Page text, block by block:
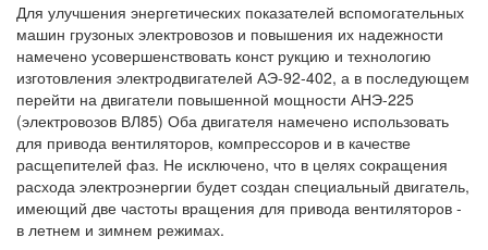
Для улучшения энергетических показателей вспомогательных
машин грузоных электровозов и повышения их надежности
намечено усовершенствовать конст рукцию и технологию
изготовления электродвигателей АЭ-92-402, а в последующем
перейти на двигатели повышенной мощности АНЭ-225
(электровозов ВЛ85) Оба двигателя намечено использовать
для привода вентиляторов, компрессоров и в качестве
расщепителей фаз. Не исключено, что в целях сокращения
расхода электроэнергии будет создан специальный двигатель,
имеющий две частоты вращения для привода вентиляторов -
в летнем и зимнем режимах.